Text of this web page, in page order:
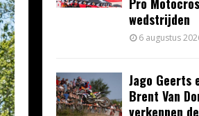
wedstrijden
6 augustus
Jago Geerts
Brent Van
verkennen de